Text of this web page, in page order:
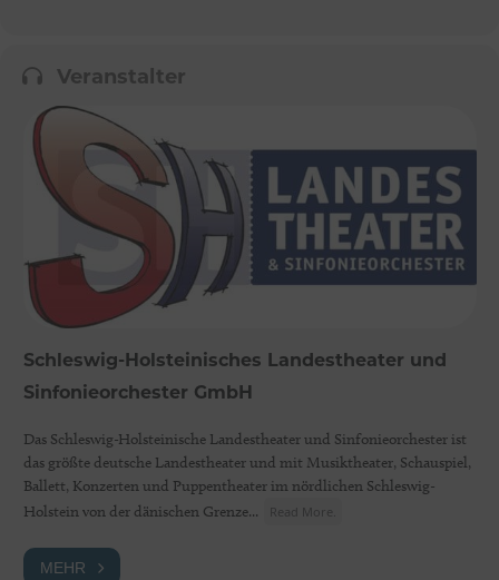
Veranstalter
Schleswig-Holsteinisches Landestheater und
Sinfonieorchester GmbH
Das Schleswig-Holsteinische Landestheater und Sinfonieorchester ist
das größte deutsche Landestheater und mit Musiktheater, Schauspiel,
Ballett, Konzerten und Puppentheater im nördlichen Schleswig-
Holstein von der dänischen Grenze...
Read More.
MEHR